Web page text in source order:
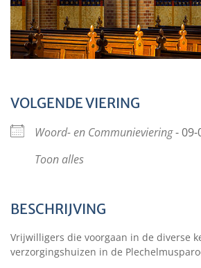
VOLGENDE VIERING
Woord- en Communieviering- 09-
Toon alles
BESCHRIJVING
Vrijwilligers die voorgaan in de diverse
verzorgingshuizen in de